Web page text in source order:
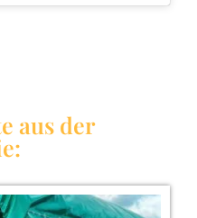
aus der